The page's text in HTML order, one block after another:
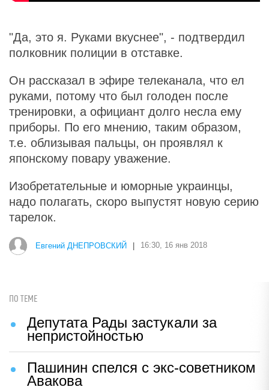
"Да, это я. Руками вкуснее", - подтвердил
полковник полиции в отставке.
Он рассказал в эфире телеканала, что ел
руками, потому что был голоден после
тренировки, а официант долго несла ему
приборы. По его мнению, таким образом,
т.е. облизывая пальцы, он проявлял к
японскому повару уважение.
Изобретательные и юморные украинцы,
надо полагать, скоро выпустят новую серию
тарелок.
Евгений ДНЕПРОВСКИЙ | 16:30, 16 янв 2018
ПО ТЕМЕ
Депутата Рады застукали за
непристойностью
Пашинин спелся с экс-советником
Авакова